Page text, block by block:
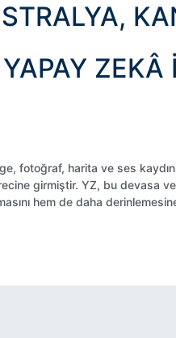
ZEKÂ
fotoğraf, harita ve ses
girmiştir. YZ, bu devasa
hem de daha